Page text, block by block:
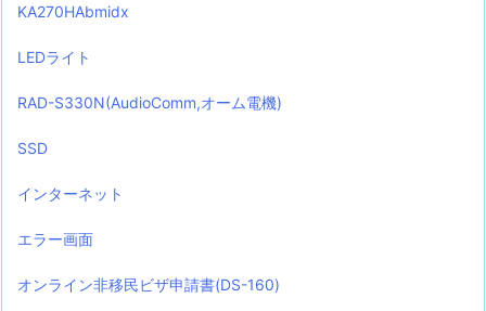
KA270HAbmidx
LEDライト
RAD-S330N(AudioComm,オーム電機)
SSD
インターネット
エラー画面
オンライン非移民ビザ申請書(DS-160)